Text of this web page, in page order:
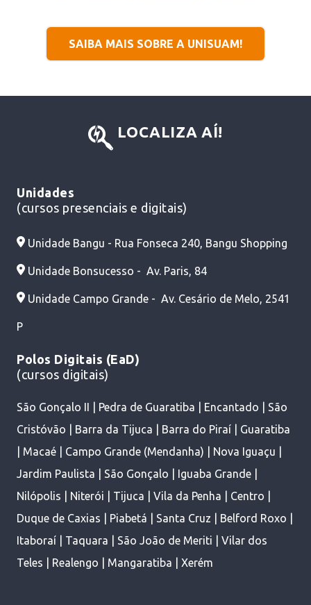
SAIBA MAIS SOBRE A UNISUAM!
LOCALIZA AÍ!
Unidades
(cursos presenciais e digitais)
Unidade Bangu - Rua Fonseca 240, Bangu Shopping
Unidade Bonsucesso - Av. Paris, 84
Unidade Campo Grande - Av. Cesário de Melo, 2541
P
Polos Digitais (EaD)
(cursos digitais)
São Gonçalo II | Pedra de Guaratiba | Encantado | São
Cristóvão | Barra da Tijuca | Barra do Piraí | Guaratiba
| Macaé | Campo Grande (Mendanha) | Nova Iguaçu |
Jardim Paulista | São Gonçalo | Iguaba Grande |
Nilópolis | Niterói | Tijuca | Vila da Penha | Centro |
Duque de Caxias | Piabetá | Santa Cruz | Belford Roxo |
Itaboraí | Taquara | São João de Meriti | Vilar dos
Teles | Realengo | Mangaratiba | Xerém